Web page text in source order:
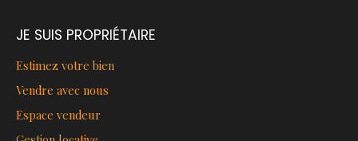
JE SUIS PROPRIÉTAIRE
Estimez votre bien
Vendre avec nous
Espace vendeur